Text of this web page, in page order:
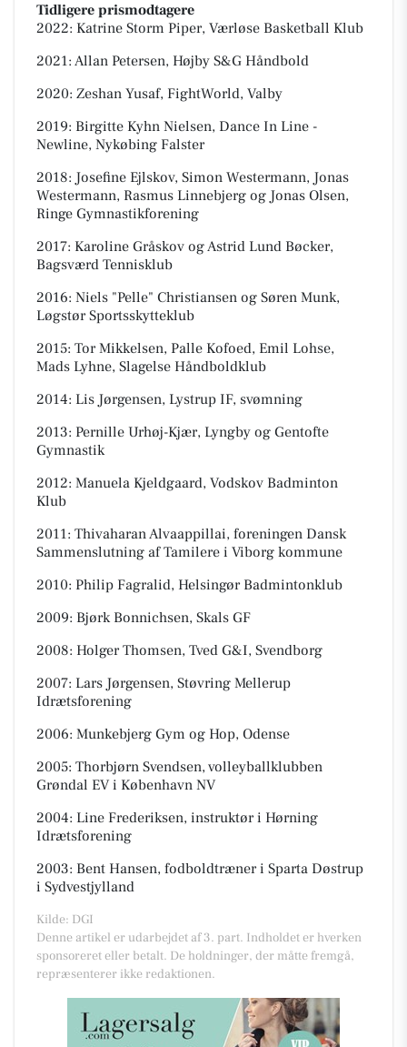
Tidligere prismodtagere
2022: Katrine Storm Piper, Værløse Basketball Klub
2021: Allan Petersen, Højby S&G Håndbold
2020: Zeshan Yusaf, FightWorld, Valby
2019: Birgitte Kyhn Nielsen, Dance In Line -
Newline, Nykøbing Falster
2018: Josefine Ejlskov, Simon Westermann, Jonas
Westermann, Rasmus Linnebjerg og Jonas Olsen,
Ringe Gymnastikforening
2017: Karoline Gråskov og Astrid Lund Bøcker,
Bagsværd Tennisklub
2016: Niels "Pelle" Christiansen og Søren Munk,
Løgstør Sportsskytteklub
2015: Tor Mikkelsen, Palle Kofoed, Emil Lohse,
Mads Lyhne, Slagelse Håndboldklub
2014: Lis Jørgensen, Lystrup IF, svømning
2013: Pernille Urhøj-Kjær, Lyngby og Gentofte
Gymnastik
2012: Manuela Kjeldgaard, Vodskov Badminton
Klub
2011: Thivaharan Alvaappillai, foreningen Dansk
Sammenslutning af Tamilere i Viborg kommune
2010: Philip Fagralid, Helsingør Badmintonklub
2009: Bjørk Bonnichsen, Skals GF
2008: Holger Thomsen, Tved G&I, Svendborg
2007: Lars Jørgensen, Støvring Mellerup
Idrætsforening
2006: Munkebjerg Gym og Hop, Odense
2005: Thorbjørn Svendsen, volleyballklubben
Grøndal EV i København NV
2004: Line Frederiksen, instruktør i Hørning
Idrætsforening
2003: Bent Hansen, fodboldtræner i Sparta Døstrup
i Sydvestjylland
Kilde: DGI
Denne artikel er udarbejdet af 3. part. Indholdet er hverken
sponsoreret eller betalt. De holdninger, der måtte fremgå,
repræsenterer ikke redaktionen.